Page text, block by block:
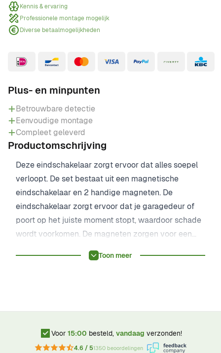
Kennis & ervaring
Professionele montage mogelijk
Diverse betaalmogelijkheden
Plus- en minpunten
Betrouwbare detectie
Eenvoudige montage
Compleet geleverd
Productomschrijving
Deze eindschakelaar zorgt ervoor dat alles soepel
verloopt. De set bestaat uit een magnetische
eindschakelaar en 2 handige magneten. De
eindschakelaar zorgt ervoor dat je garagedeur of
poort op het juiste moment stopt, waardoor schade
wordt voorkomen. De magneten zorgen voor een
eindschakelaar goed blijft functioneren. Kortom, met
handige oplossing die je leven een stuk makkelijker
maakt!
Toon meer
Voor 15:00 besteld, vandaag verzonden!
4.6 / 51350 beoordelingen